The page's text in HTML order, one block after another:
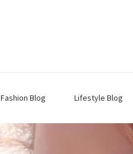
Fashion Blog Lifestyle Blog